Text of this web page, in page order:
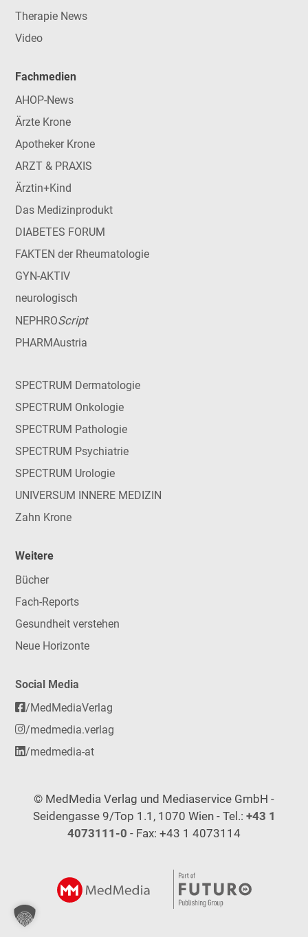
Therapie News
Video
Fachmedien
AHOP-News
Ärzte Krone
Apotheker Krone
ARZT & PRAXIS
Ärztin+Kind
Das Medizinprodukt
DIABETES FORUM
FAKTEN der Rheumatologie
GYN-AKTIV
neurologisch
NEPHROScript
PHARMAustria
SPECTRUM Dermatologie
SPECTRUM Onkologie
SPECTRUM Pathologie
SPECTRUM Psychiatrie
SPECTRUM Urologie
UNIVERSUM INNERE MEDIZIN
Zahn Krone
Weitere
Bücher
Fach-Reports
Gesundheit verstehen
Neue Horizonte
Social Media
/MedMediaVerlag
/medmedia.verlag
/medmedia-at
© MedMedia Verlag und Mediaservice GmbH -
Seidengasse 9/Top 1.1, 1070 Wien - Tel.: +43 1
4073111-0 - Fax: +43 1 4073114